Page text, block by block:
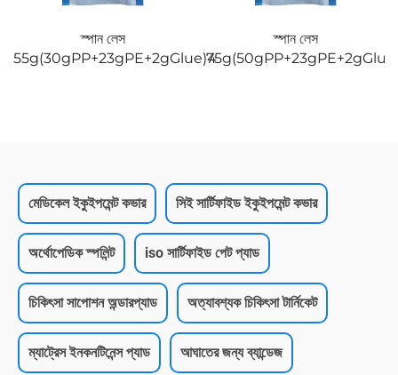
স্পান লেস
55g(30gPP+23gPE+2gGlue)4
স্পান লেস
75g(50gPP+23gPE+2gGlue)1
মেডিকেল ইকুইপমেন্ট কভার সিই সার্টিফাইড ইকুইপমেন্ট কভার
অর্থোপেডিক স্পলিন্ট iso সার্টিফাইড পেট প্যাড
চিকিৎসা সাপোশন অন্ডারপ্যাড অত্যাবশ্যক চিকিৎসা টার্নিকেট
ম্যাট্রেস ইনকনটিনেন্স প্যাড আঘাতের জন্য ব্যান্ডেজ